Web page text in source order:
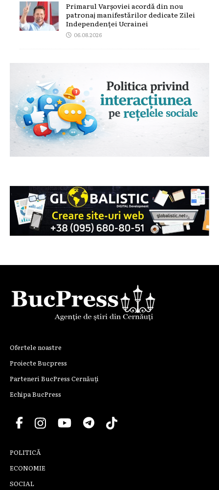
Primarul Varșoviei acordă din nou
patronaj manifestărilor dedicate Zilei
Independenței Ucrainei
06.08.2026
Ofertele noastre
Proiecte Bucpress
Parteneri BucPress Cernăuți
Echipa BucPress
POLITICĂ
ECONOMIE
SOCIAL